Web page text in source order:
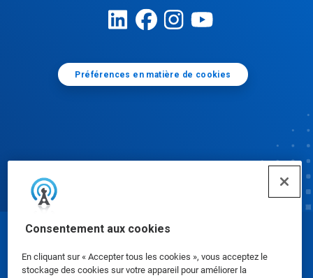
Consentement aux cookies
En cliquant sur « Accepter tous les cookies », vous acceptez le
stockage des cookies sur votre appareil pour améliorer la
Préférences en matière de cookies